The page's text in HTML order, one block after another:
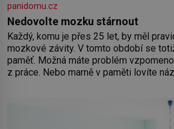
panidomu.cz
Nedovolte mozku stárnout
Každý, komu je přes 25 let, by měl
mozkové závity. V tomto období se
paměť. Možná máte problém
z práce. Nebo marně v paměti lovíte